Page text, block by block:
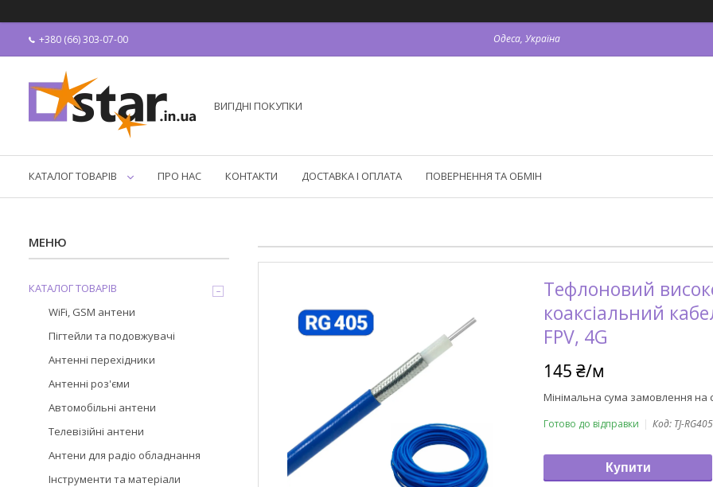
+380 (66) 303-07-00 Одеса, Україна
ВИГІДНІ ПОКУПКИ
КАТАЛОГ ТОВАРІВ ПРО НАС КОНТАКТИ ДОСТАВКА І ОПЛАТА ПОВЕРНЕННЯ ТА ОБМІН
Тефлоновий
коаксіальний
FPV, 4G
145 ₴/м
Мінімальна сума замовлення на
Готово до відправки Код: TJ-RG405
Купити
КАТАЛОГ ТОВАРІВ
WiFi, GSM антени
Пігтейли та подовжувачі
Антенні перехідники
Антенні роз'єми
Автомобільні антени
Телевізійні антени
Антени для радіо обладнання
Інструменти та матеріали